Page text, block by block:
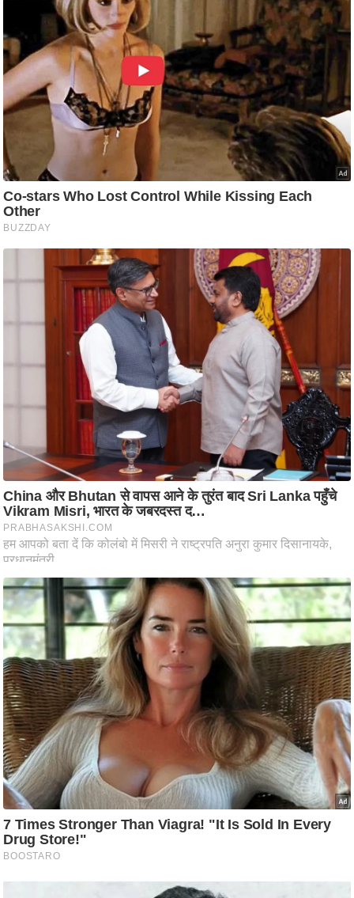
तृ
भू
मि
स्तं
आ
र
.
क्षा
ध
र्म
ज्यो
ति
प्र
भु
म
हि
मा
/
ध
र्म
स्थ
ल
व्र
त
त्यो
र